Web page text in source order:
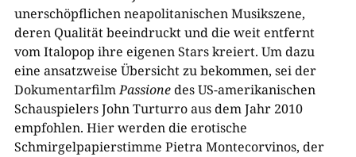
unerschöpflichen neapolitanischen Musikszene,
deren Qualität beeindruckt und die weit entfernt
vom Italopop ihre eigenen Stars kreiert. Um dazu
eine ansatzweise Übersicht zu bekommen, sei der
DokumentarfilmPassionedes US-amerikanischen
Schauspielers John Turturro aus dem Jahr 2010
empfohlen. Hier werden die erotische
Schmirgelpapierstimme Pietra Montecorvinos, der